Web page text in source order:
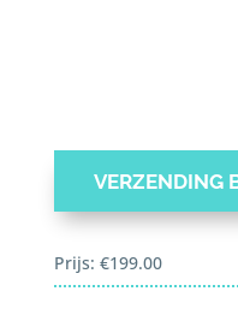
VERZENDING
Prijs: €199.00